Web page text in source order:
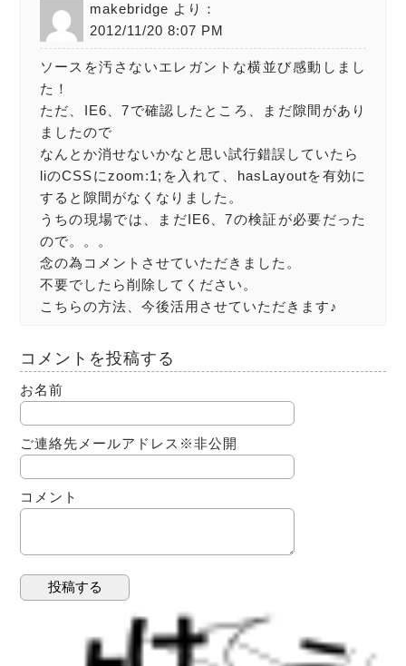
makebridge より：
2012/11/20 8:07 PM
ソースを汚さないエレガントな横並び感動しまし
た！
ただ、IE6、7で確認したところ、まだ隙間があり
ましたので
なんとか消せないかなと思い試行錯誤していたら
liのCSSにzoom:1;を入れて、hasLayoutを有効に
すると隙間がなくなりました。
うちの現場では、まだIE6、7の検証が必要だった
ので。。。
念の為コメントさせていただきました。
不要でしたら削除してください。
こちらの方法、今後活用させていただきます♪
コメントを投稿する
お名前
ご連絡先メールアドレス ※非公開
コメント